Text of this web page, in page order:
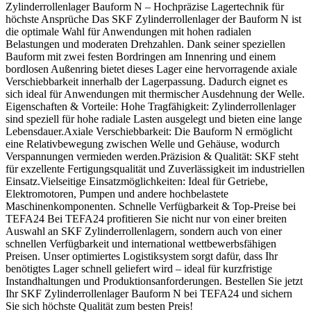
Zylinderrollenlager Bauform N – Hochpräzise Lagertechnik für
höchste Ansprüche Das SKF Zylinderrollenlager der Bauform N ist
die optimale Wahl für Anwendungen mit hohen radialen
Belastungen und moderaten Drehzahlen. Dank seiner speziellen
Bauform mit zwei festen Bordringen am Innenring und einem
bordlosen Außenring bietet dieses Lager eine hervorragende axiale
Verschiebbarkeit innerhalb der Lagerpassung. Dadurch eignet es
sich ideal für Anwendungen mit thermischer Ausdehnung der Welle.
Eigenschaften & Vorteile: Hohe Tragfähigkeit: Zylinderrollenlager
sind speziell für hohe radiale Lasten ausgelegt und bieten eine lange
Lebensdauer.Axiale Verschiebbarkeit: Die Bauform N ermöglicht
eine Relativbewegung zwischen Welle und Gehäuse, wodurch
Verspannungen vermieden werden.Präzision & Qualität: SKF steht
für exzellente Fertigungsqualität und Zuverlässigkeit im industriellen
Einsatz.Vielseitige Einsatzmöglichkeiten: Ideal für Getriebe,
Elektromotoren, Pumpen und andere hochbelastete
Maschinenkomponenten. Schnelle Verfügbarkeit & Top-Preise bei
TEFA24 Bei TEFA24 profitieren Sie nicht nur von einer breiten
Auswahl an SKF Zylinderrollenlagern, sondern auch von einer
schnellen Verfügbarkeit und international wettbewerbsfähigen
Preisen. Unser optimiertes Logistiksystem sorgt dafür, dass Ihr
benötigtes Lager schnell geliefert wird – ideal für kurzfristige
Instandhaltungen und Produktionsanforderungen. Bestellen Sie jetzt
Ihr SKF Zylinderrollenlager Bauform N bei TEFA24 und sichern
Sie sich höchste Qualität zum besten Preis!